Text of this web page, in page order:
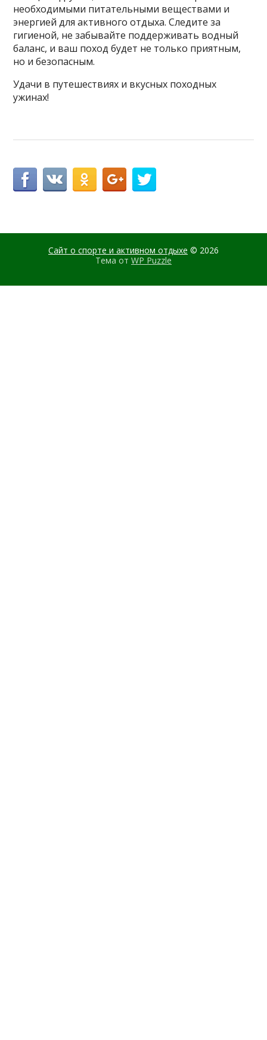
необходимыми питательными веществами и
энергией для активного отдыха. Следите за
гигиеной, не забывайте поддерживать водный
баланс, и ваш поход будет не только приятным,
но и безопасным.
Удачи в путешествиях и вкусных походных
ужинах!
Сайт о спорте и активном отдыхе © 2026
Тема от WP Puzzle